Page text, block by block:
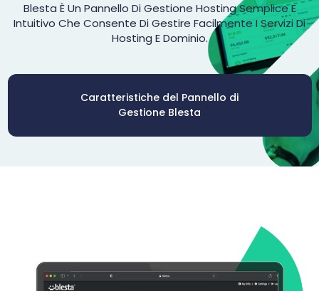
Blesta È Un Pannello Di Gestione Hosting Semplice E
Intuitivo Che Consente Di Gestire Facilmente I Servizi Di
Hosting E Dominio.
Caratteristiche del Pannello di
Gestione Blesta